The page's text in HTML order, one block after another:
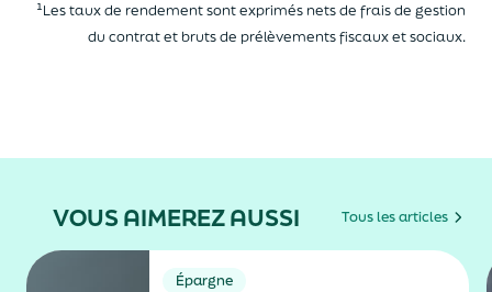
¹Les taux de rendement sont exprimés nets de frais de gestion
du contrat et bruts de prélèvements fiscaux et sociaux.
VOUS AIMEREZ AUSSI Tous les articles
Épargne